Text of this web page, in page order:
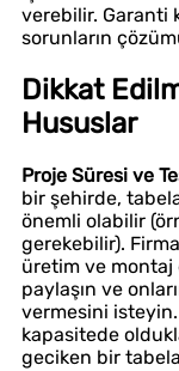
verebilir. Garanti
sorunların
Dikkat
Hususlar
Proje Süresi ve
bir şehirde,
önemli olabilir
gerekebilir).
üretim ve montaj
paylaşın ve
vermesini
kapasitede
geciken bir